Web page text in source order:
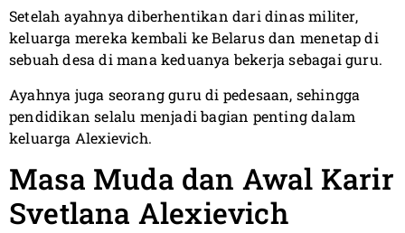
Setelah ayahnya diberhentikan dari dinas militer,
keluarga mereka kembali ke Belarus dan menetap di
sebuah desa di mana keduanya bekerja sebagai guru.
Ayahnya juga seorang guru di pedesaan, sehingga
pendidikan selalu menjadi bagian penting dalam
keluarga Alexievich.
Masa Muda dan Awal Karir
Svetlana Alexievich